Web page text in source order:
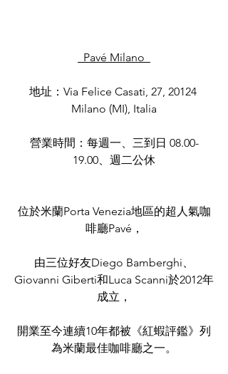
  Pavé Milano
地址：Via Felice Casati, 27, 20124
Milano (MI), Italia
營業時間：每週一、三到日 08.00-
19.00、週二公休
位於米蘭Porta Venezia地區的超人氣咖
啡廳Pavé，
由三位好友Diego Bamberghi、
Giovanni Giberti和Luca Scanni於2012年
成立，
開業至今連續10年都被《紅蝦評鑑》列
為米蘭最佳咖啡廳之一。